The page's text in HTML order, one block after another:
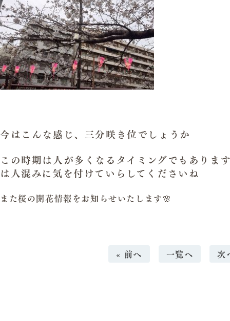
今はこんな感じ、三分咲き位でしょうか
この時期は人が多くなるタイミングでもありま
は人混みに気を付けていらしてくださいね
また桜の開花情報をお知らせいたします🌸
« 前へ 一覧へ 次